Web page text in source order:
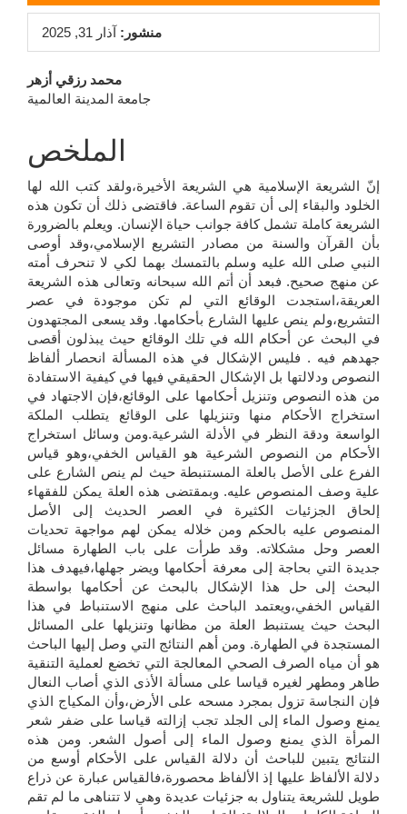
الجانبي
للمقالة
منشور: آذار 31, 2025
محتوى
المقالة
الرئيسي
محمد رزقي أزهر
جامعة المدينة العالمية
الملخص
إنّ الشريعة الإسلامية هي الشريعة الأخيرة،ولقد كتب الله لها
الخلود والبقاء إلى أن تقوم الساعة. فاقتضى ذلك أن تكون هذه
الشريعة كاملة تشمل كافة جوانب حياة الإنسان. ويعلم بالضرورة
بأن القرآن والسنة من مصادر التشريع الإسلامي،وقد أوصى
النبي صلى الله عليه وسلم بالتمسك بهما لكي لا تنحرف أمته
عن منهج صحيح. فبعد أن أتم الله سبحانه وتعالى هذه الشريعة
العريقة،استجدت الوقائع التي لم تكن موجودة في عصر
التشريع،ولم ينص عليها الشارع بأحكامها. وقد يسعى المجتهدون
في البحث عن أحكام الله في تلك الوقائع حيث يبذلون أقصى
جهدهم فيه . فليس الإشكال في هذه المسألة انحصار ألفاظ
النصوص ودلالتها بل الإشكال الحقيقي فيها في كيفية الاستفادة
من هذه النصوص وتنزيل أحكامها على الوقائع،فإن الاجتهاد في
استخراج الأحكام منها وتنزيلها على الوقائع يتطلب الملكة
الواسعة ودقة النظر في الأدلة الشرعية.ومن وسائل استخراج
الأحكام من النصوص الشرعية هو القياس الخفي،وهو قياس
الفرع على الأصل بالعلة المستنبطة حيث لم ينص الشارع على
علية وصف المنصوص عليه. وبمقتضى هذه العلة يمكن للفقهاء
إلحاق الجزئيات الكثيرة في العصر الحديث إلى الأصل
المنصوص عليه بالحكم ومن خلاله يمكن لهم مواجهة تحديات
العصر وحل مشكلاته. وقد طرأت على باب الطهارة مسائل
جديدة التي بحاجة إلى معرفة أحكامها ويضر جهلها،فيهدف هذا
البحث إلى حل هذا الإشكال بالبحث عن أحكامها بواسطة
القياس الخفي،ويعتمد الباحث على منهج الاستنباط في هذا
البحث حيث يستنبط العلة من مظانها وتنزيلها على المسائل
المستجدة في الطهارة. ومن أهم النتائج التي وصل إليها الباحث
هو أن مياه الصرف الصحي المعالجة التي تخضع لعملية التنقية
طاهر ومطهر لغيره قياسا على مسألة الأذى الذي أصاب النعال
فإن النجاسة تزول بمجرد مسحه على الأرض،وأن المكياج الذي
يمنع وصول الماء إلى الجلد تجب إزالته قياسا على ضفر شعر
المرأة الذي يمنع وصول الماء إلى أصول الشعر. ومن هذه
النتائج يتبين للباحث أن دلالة القياس على الأحكام أوسع من
دلالة الألفاظ عليها إذ الألفاظ محصورة،فالقياس عبارة عن ذراع
طويل للشريعة يتناول به جزئيات عديدة وهي لا تتناهى ما لم تقم